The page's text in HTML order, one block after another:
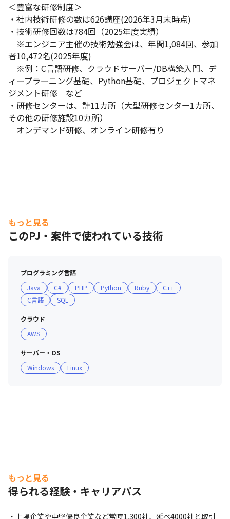
＜豊富な研修制度＞
・社内技術研修の数は626講座(2026年3月末時点)
・技術研修回数は784回（2025年度実績）
※エンジニア主催の技術勉強会は、年間1,084回、参加
者10,472名(2025年度)
※例：C言語研修、クラウドサーバー/DB構築入門、デ
ィープラーニング基礎、Python基礎、プロジェクトマネ
ジメント研修　など
・研修センターは、計11カ所（大型研修センター1カ所、
その他の研修施設10カ所）
オンデマンド研修、オンライン研修有り
もっと見る
このPJ・案件で使われている技術
プログラミング言語
Java
C# PHP Python Ruby
C++
C言語
SQL
クラウド
AWS
サーバー・OS
Windows
Linux
もっと見る
得られる経験・キャリアパス
・上場企業や中堅優良企業など常時1,300社、延べ4000社と取引